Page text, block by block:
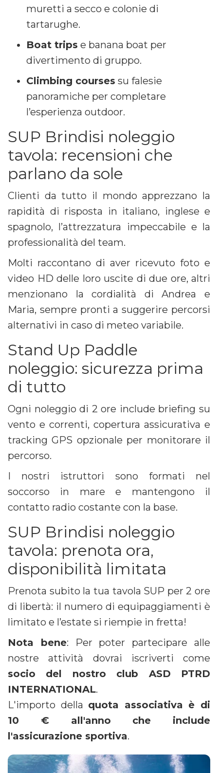
muretti a secco e colonie di
tartarughe.
Boat trips e banana boat per
divertimento di gruppo.
Climbing courses su falesie
panoramiche per completare
l’esperienza outdoor.
SUP Brindisi noleggio
tavola: recensioni che
parlano da sole
Clienti da tutto il mondo apprezzano la
rapidità di risposta in italiano, inglese e
spagnolo, l’attrezzatura impeccabile e la
professionalità del team.
Molti raccontano di aver ricevuto foto e
video HD delle loro uscite di due ore, altri
menzionano la cordialità di Andrea e
Maria, sempre pronti a suggerire percorsi
alternativi in caso di meteo variabile.
Stand Up Paddle
noleggio: sicurezza prima
di tutto
Ogni noleggio di 2 ore include briefing su
vento e correnti, copertura assicurativa e
tracking GPS opzionale per monitorare il
percorso.
I nostri istruttori sono formati nel
soccorso in mare e mantengono il
contatto radio costante con la base.
SUP Brindisi noleggio
tavola: prenota ora,
disponibilità limitata
Prenota subito la tua tavola SUP per 2 ore
di libertà: il numero di equipaggiamenti è
limitato e l’estate si riempie in fretta!
Nota bene: Per poter partecipare alle
nostre attività dovrai iscriverti come
socio del nostro club ASD PTRD
INTERNATIONAL.
L'importo della quota associativa è di
10 € all'anno che include
l'assicurazione sportiva.